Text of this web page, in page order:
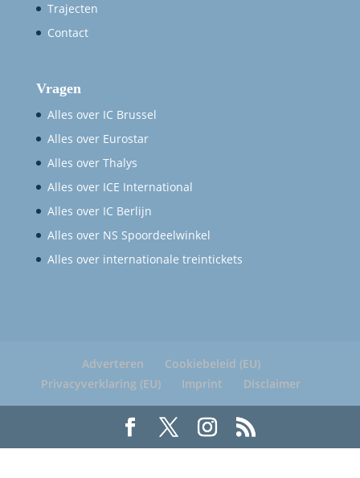
Trajecten
Contact
Vragen
Alles over IC Brussel
Alles over Eurostar
Alles over Thalys
Alles over ICE International
Alles over IC Berlijn
Alles over NS Spoordeelwinkel
Alles over internationale treintickets
Adverteren
Cookiebeleid (EU)
Privacyverklaring (EU)
Imprint Disclaimer